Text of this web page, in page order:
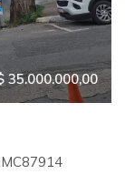
35.000.000,00